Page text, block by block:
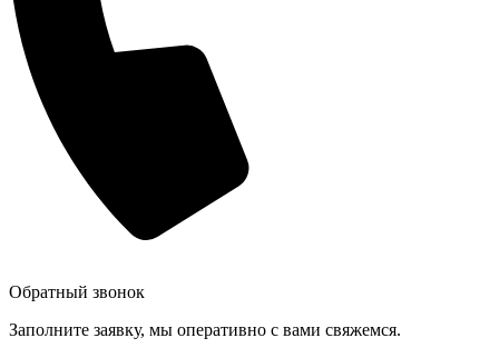
Обратный звонок
Заполните заявку, мы оперативно с вами свяжемся.